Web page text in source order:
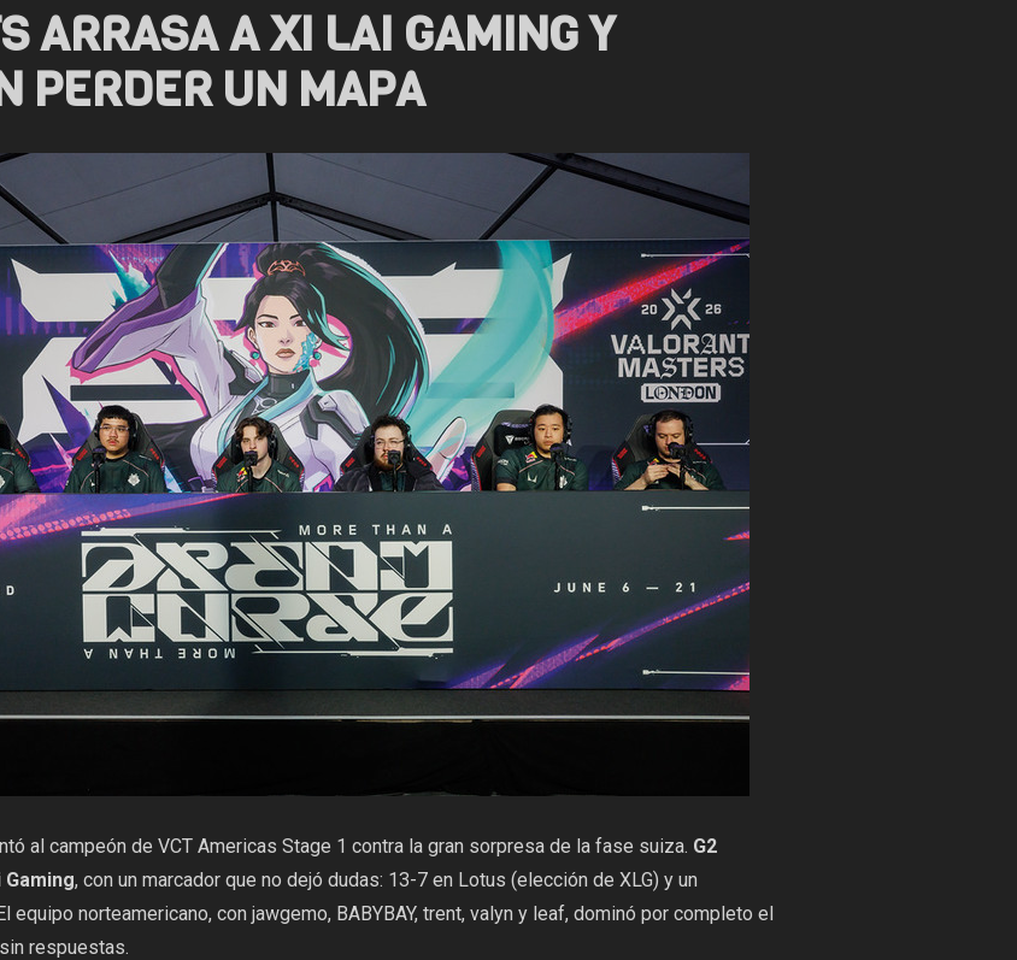
ARRASA A XI LAI GAMING Y
PERDER UN MAPA
al campeón de VCT Americas Stage 1 contra la gran sorpresa de la fase suiza. G2
, con un marcador que no dejó dudas: 13-7 en Lotus (elección de XLG) y un
equipo norteamericano, con jawgemo, BABYBAY, trent, valyn y leaf, dominó por completo el
respuestas.